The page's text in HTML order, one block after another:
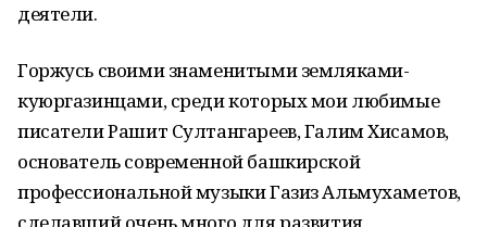
деятели.
Горжусь своими знаменитыми земляками-
куюргазинцами, среди которых мои любимые
писатели Рашит Султангареев, Галим Хисамов,
основатель современной башкирской
профессиональной музыки Газиз Альмухаметов,